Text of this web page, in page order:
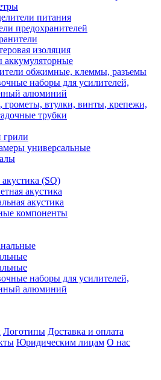
питания
предохранителей
изоляция
обжимные, клеммы, разъемы
наборы для усилителей,
алюминий
грометы, втулки, винты, крепежи,
трубки
грили
универсальные
(SQ)
акустика
акустика
компоненты
наборы для усилителей,
алюминий
Логотипы Доставка и оплата
Юридическим лицам О нас